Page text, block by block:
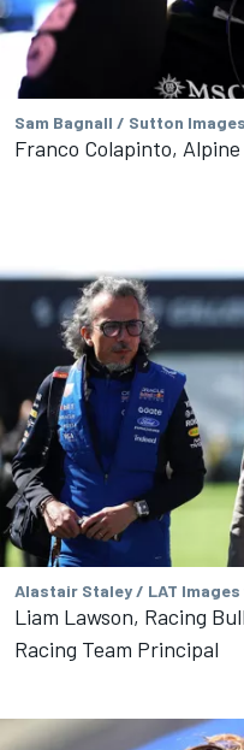
Sam Bagnall / Sutton
Franco Colapinto, Alpine
Alastair Staley / LAT
Liam Lawson, Racing
Racing Team Principal